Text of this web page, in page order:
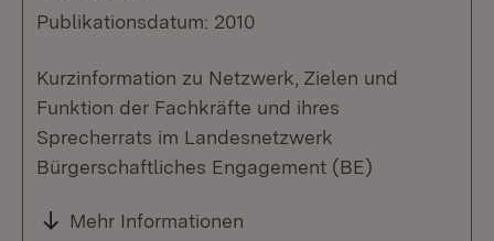
Publikationsdatum: 2010
Kurzinformation zu Netzwerk, Zielen und
Funktion der Fachkräfte und ihres
Sprecherrats im Landesnetzwerk
Bürgerschaftliches Engagement (BE)
Mehr Informationen